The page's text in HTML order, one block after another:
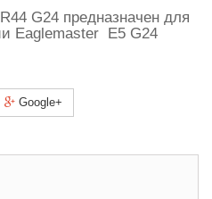
G24 предназначен для
Eaglemaster E5 G24
Google+